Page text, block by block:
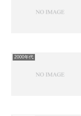
2000年代